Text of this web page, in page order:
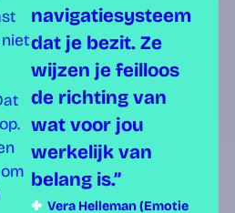
niet
navigatiesysteem
dat je bezit. Ze
wijzen je feilloos
de richting van
wat voor jou
werkelijk van
belang is.”
✤ Vera Helleman (Emotie